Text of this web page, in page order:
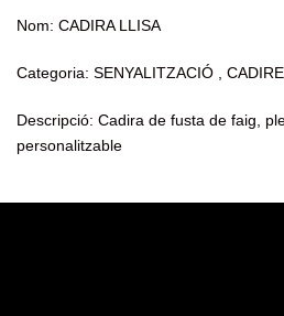
Nom: CADIRA LLISA
Categoria: SENYALITZACIÓ ,
Descripció: Cadira de fusta de faig,
personalitzable